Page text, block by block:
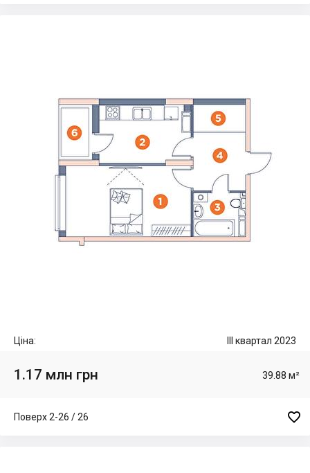
Ціна: III квартал 2023
1.17 млн грн 39.88 м²
Поверх 2-26 / 26 